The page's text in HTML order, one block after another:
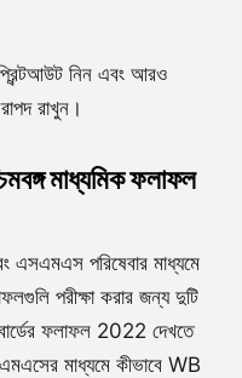
নিন এবং আরও
রাখুন।
মাধ্যমিক ফলাফল
এসএমএস পরিষেবার মাধ্যমে
পরীক্ষা করার জন্য দুটি
বোর্ডের ফলাফল 2022 দেখতে
মাধ্যমে কীভাবে WB